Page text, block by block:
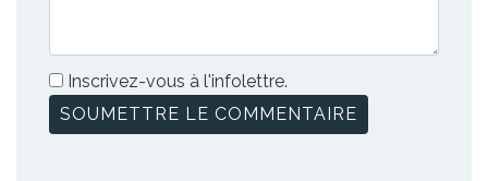
Inscrivez-vous à l'infolettre.